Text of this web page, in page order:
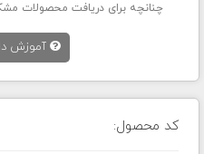
چنانچه برای دریافت محصولات
آموزش
کد محصول: